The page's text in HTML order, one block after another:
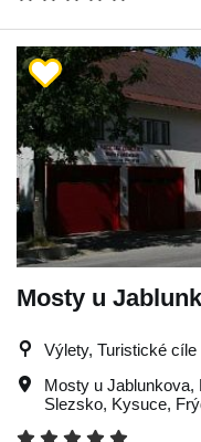
Mosty u
Výlety, Turistické cíle
Mosty u Jablunkova,
Slezsko, Kysuce,